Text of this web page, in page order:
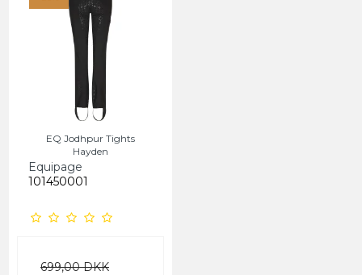
EQ Jodhpur Tights
Hayden
Equipage
101450001
699,00 DKK